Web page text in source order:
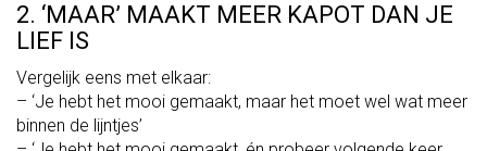
2. ‘MAAR’ MAAKT MEER KAPOT DAN JE
LIEF IS
Vergelijk eens met elkaar:
– ‘Je hebt het mooi gemaakt, maar het moet wel wat meer
binnen de lijntjes’